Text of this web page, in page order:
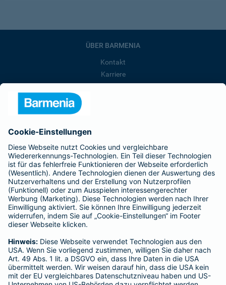
ÜBER BARMENIA
Kontakt
Karriere
Barmenia ist Teil der BarmeniaGothaer
BELIEBTE SEITEN
Kranken-Zusatzversicherung
Tierversicherungen
Haftpflichtversicherung
Hausratversicherung
Adresse ändern
Schaden melden
Kilometerstandsmeldung